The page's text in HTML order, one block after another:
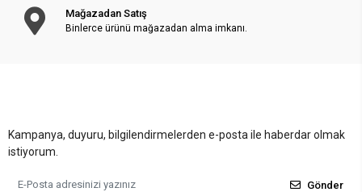
Mağazadan Satış
Binlerce ürünü mağazadan alma imkanı.
Kampanya, duyuru, bilgilendirmelerden e-posta ile haberdar olmak
istiyorum.
Gönder